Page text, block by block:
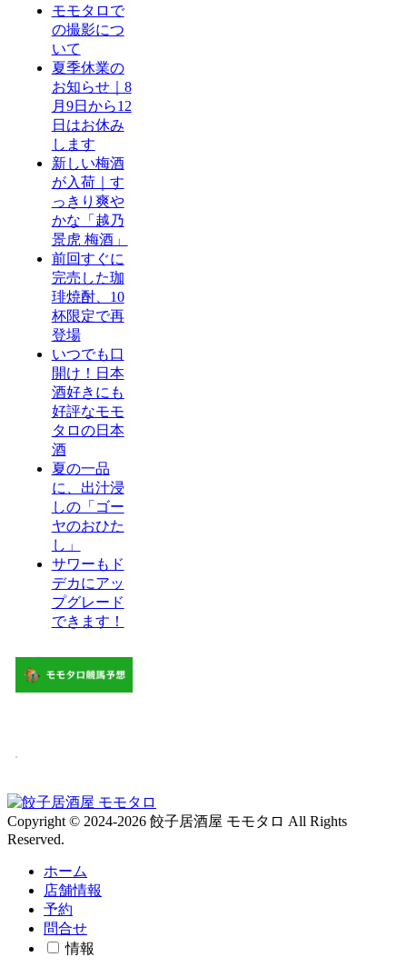
モモタロで
の撮影につ
いて
夏季休業の
お知らせ｜8
月9日から12
日はお休み
します
新しい梅酒
が入荷｜す
っきり爽や
かな「越乃
景虎 梅酒」
前回すぐに
完売した珈
琲焼酎、10
杯限定で再
登場
いつでも口
開け！日本
酒好きにも
好評なモモ
タロの日本
酒
夏の一品
に、出汁浸
しの「ゴー
ヤのおひた
し」
サワーもド
デカにアッ
プグレード
できます！
Copyright © 2024-2026 餃子居酒屋 モモタロ All Rights
Reserved.
ホーム
店舗情報
予約
問合せ
情報